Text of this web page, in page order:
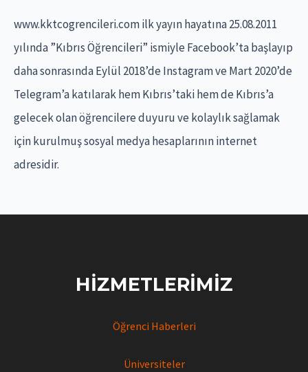
www.kktcogrencileri.com ilk yayın hayatına 25.08.2011
yılında ”Kıbrıs Öğrencileri” ismiyle Facebook’ta başlayıp
daha sonrasında Eylül 2018’de Instagram ve Mart 2020’de
Telegram’a katılarak hem Kıbrıs’taki hem de Kıbrıs’a
gelecek olan öğrencilere duyuru ve kolaylık sağlamak
için kurulmuş sosyal medya hesaplarının internet
adresidir.
HIZMETLERIMIZ
Öğrenci Haberleri
Üniversiteler